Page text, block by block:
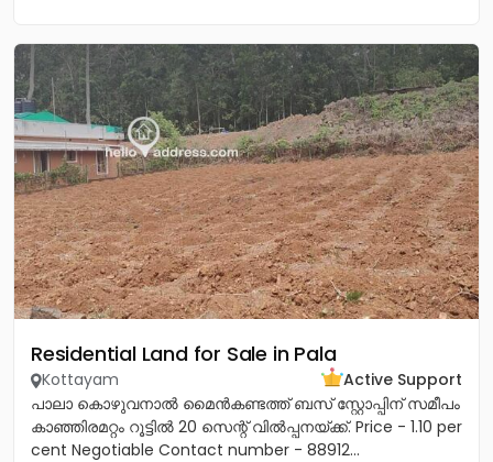
Residential Land for Sale in Pala
Kottayam
Active Support
പാലാ കൊഴുവനാല്‍ മൈന്‍കണ്ടത്ത് ബസ് സ്റ്റോപ്പിന് സമീപം
കാഞ്ഞിരമറ്റം റൂട്ടില്‍ 20 സെന്റ് വില്‍പ്പനയ്ക്ക്. Price - 1.10 per
cent Negotiable Contact number - 88912...